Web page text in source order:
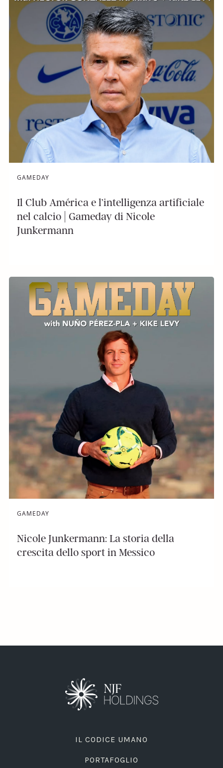
GAMEDAY
Il Club América e l’intelligenza artificiale
nel calcio | Gameday di Nicole
Junkermann
GAMEDAY
Nicole Junkermann: La storia della
crescita dello sport in Messico
IL CODICE UMANO
PORTAFOGLIO